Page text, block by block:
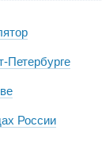
Петербурге
России